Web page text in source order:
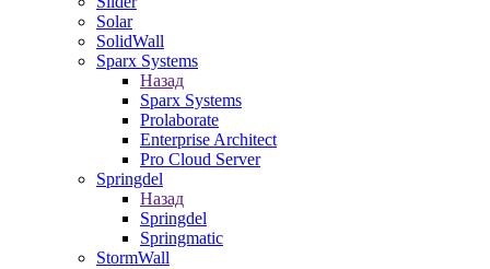
Solar
SolidWall
Sparx Systems
Назад
Sparx Systems
Prolaborate
Enterprise Architect
Pro Cloud Server
Springdel
Назад
Springdel
Springmatic
StormWall